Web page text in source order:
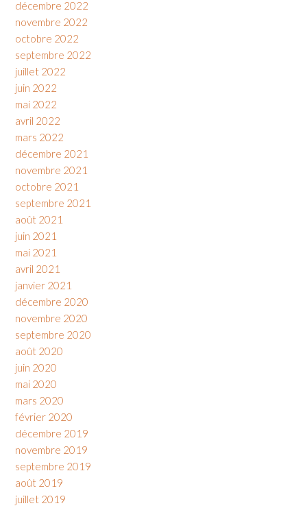
décembre 2022
novembre 2022
octobre 2022
septembre 2022
juillet 2022
juin 2022
mai 2022
avril 2022
mars 2022
décembre 2021
novembre 2021
octobre 2021
septembre 2021
août 2021
juin 2021
mai 2021
avril 2021
janvier 2021
décembre 2020
novembre 2020
septembre 2020
août 2020
juin 2020
mai 2020
mars 2020
février 2020
décembre 2019
novembre 2019
septembre 2019
août 2019
juillet 2019